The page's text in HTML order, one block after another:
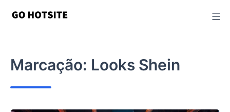
Marcação: Looks Shein